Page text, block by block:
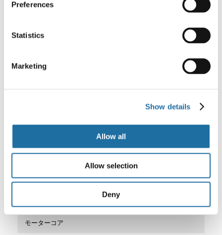
Preferences
Statistics
Marketing
Show details
Allow all
Allow selection
Deny
デバイス内蔵パッケージ
セラミック静電チャック
モーターコア